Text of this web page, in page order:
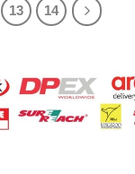
13 14